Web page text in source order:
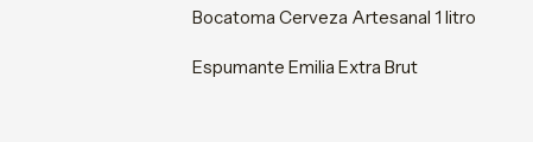
Bocatoma Cerveza Artesanal 1 litro
Espumante Emilia Extra Brut